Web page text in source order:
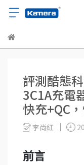
評測酷態
3C1A充電
快充+QC
李尚紅
前言